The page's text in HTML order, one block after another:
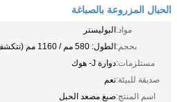
الحبال المزروعة بالصباغة
مواد:البوليستر
بحجم:الطول: 580 مم / 1160 مم (تتكشف) العرض: سمك 25 مم: 1 مم
مستلزمات:دوارة J- هوك
صديقة للبيئة:نعم
اسم المنتج:صبغ مصعد الحبل